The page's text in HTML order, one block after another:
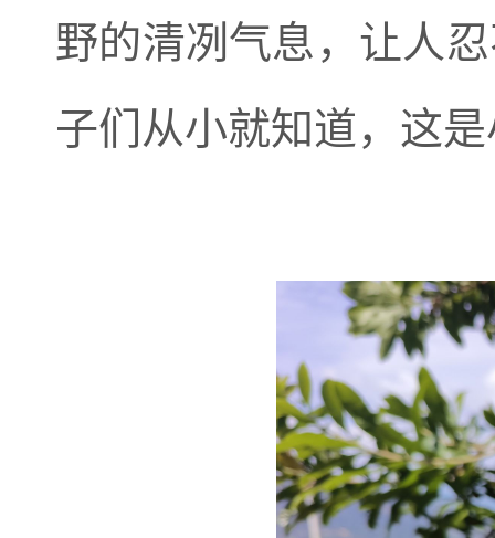
野的清冽气息，让人
子们从小就知道，这